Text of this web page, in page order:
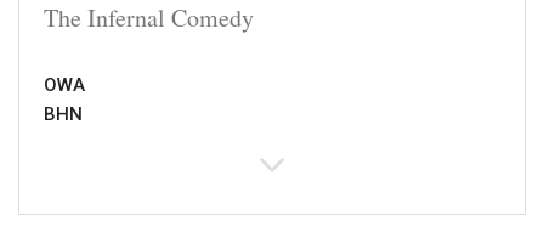
The Infernal Comedy
OWA
BHN